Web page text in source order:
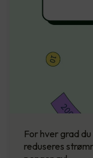
For hver grad
reduseres